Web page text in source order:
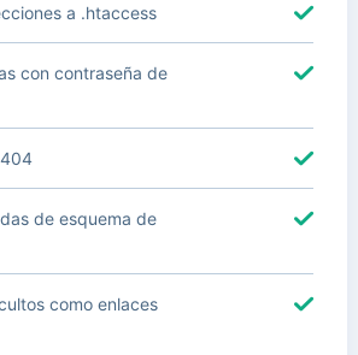
a .htaccess
con contraseña de
de esquema de
como enlaces